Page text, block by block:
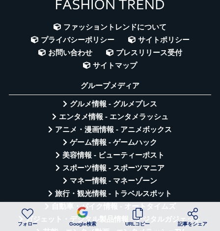
ファッショントレンドについて
プライバシーポリシー
サイトポリシー
お問い合わせ
プレスリリース受付
サイトマップ
グループメディア
グルメ情報 - グルメプレス
エンタメ情報 - エンタメラッシュ
アニメ・漫画情報 - アニメボックス
ゲーム情報 - ゲームハック
美容情報 - ビューティーポスト
スポーツ情報 - スポーツマニア
マネー情報 - マネーゾーン
旅行・観光情報 - トラベルスポット
自動車・バイク情報 - オートタイムズ
ガジェット・デジタル製品情報 - デジタルガジェット
フォロー Google検索 URLコピー 記事をシェア